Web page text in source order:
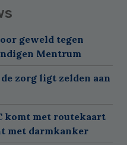
geweld tegen
Mentrum
zorg ligt zelden aan
komt met routekaart
met darmkanker